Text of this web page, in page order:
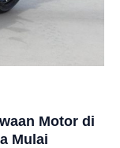
Motor di
Mulai